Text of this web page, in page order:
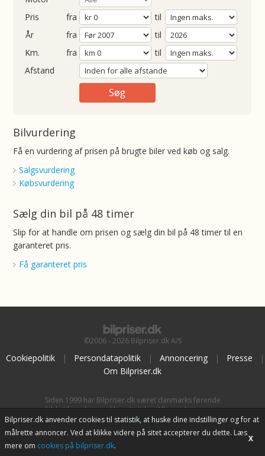
Pris
fra
til
fra
til
fra
til
Afstand
Bilvurdering
Få en vurdering af prisen på brugte biler ved køb og salg.
Salgsvurdering
Købsvurdering
Sælg din bil på 48 timer
Slip for at handle om prisen og sælg din bil på 48 timer til en
garanteret pris.
Få garanteret pris
©2006 - 2026 Bilpriser.dk A/S
Cookiepolitik | Persondatapolitik | Annoncering | Presse
|
Om Bilpriser.dk
Siden 1999 har Bilpriser.dk været danmarks førende
kilde til vurdering af brugte biler. Alle vurderinger er
baseret påBilpriserPro Prisberegning , bilbranchens
uafhængige værktøj til bilvurdering.
Bilpriser.dk anvender cookies til statistik, at huske dine indstillinger og for at
målrette annoncer. Ved at klikke videre på sitet accepterer du dette. Læs
mere om cookies på bilpriser.dk.
X